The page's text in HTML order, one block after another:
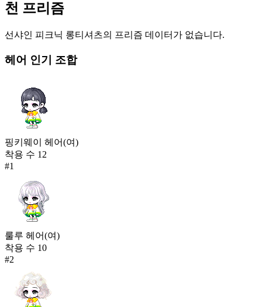
분홍까망 대학 점퍼(남)
452
선샤인 피크닉 롱티셔츠
핑쿵 코끼리 인형 옷
유령 분장 한벌옷
209
453
고스 스우 제복
애옹이 스카프 인형옷
207
457
실론 티타임(남)
205
천 프리즘
선샤인 피크닉 롱티셔츠의 프리즘 데이터가 없습니다.
헤어 인기 조합
핑키웨이 헤어(여)
착용 수 12
#1
룰루 헤어(여)
착용 수 10
#2